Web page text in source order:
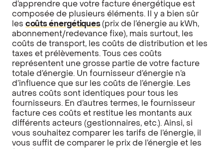
d’apprendre que votre facture énergétique est
composée de plusieurs éléments. Il y a bien sûr
les coûts énergétiques(prix de l’énergie au kWh,
abonnement/redevance fixe), mais surtout, les
coûts de transport, les coûts de distribution et les
taxes et prélèvements. Tous ces coûts
représentent une grosse partie de votre facture
totale d’énergie. Un fournisseur d’énergie n’a
d’influence que sur les coûts de l’énergie. Les
autres coûts sont identiques pour tous les
fournisseurs. En d’autres termes, le fournisseur
facture ces coûts et restitue les montants aux
différents acteurs (gestionnaires, etc.). Ainsi, si
vous souhaitez comparer les tarifs de l’énergie, il
vous suffit de comparer le prix de l’énergie et les